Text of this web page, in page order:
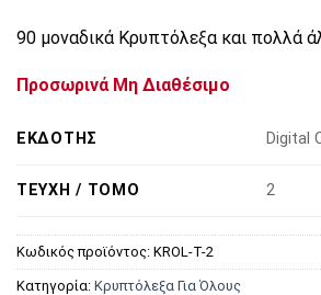
90 μοναδικά Κρυπτόλεξα και πολλά
Προσωρινά Μη Διαθέσιμο
ΕΚΔΌΤΗΣ Digital
ΤΕΎΧΗ / ΤΌΜΟ 2
Κωδικός προϊόντος: KROL-T-2
Κατηγορία: Κρυπτόλεξα Για Όλους